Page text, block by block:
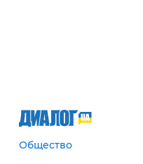
Общество